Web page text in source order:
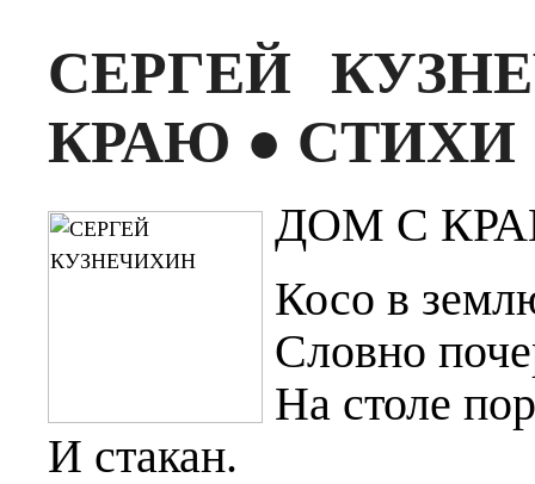
СЕРГЕЙ
КРАЮ ● СТИХИ
ДОМ С
Косо в
Словно
На столе
И стакан.